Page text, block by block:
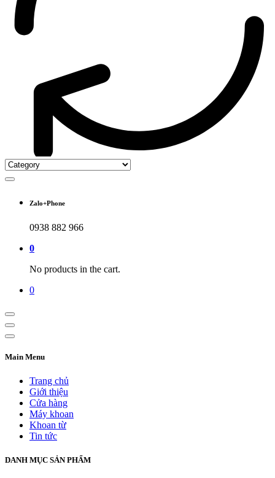
Zalo+Phone
0938 882 966
0
No products in the cart.
0
Main Menu
Trang chủ
Giới thiệu
Cửa hàng
Máy khoan
Khoan từ
Tin tức
DANH MỤC SẢN PHẨM